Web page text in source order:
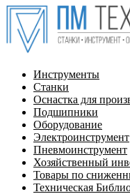
Инструменты
Станки
Оснастка для
Подшипники
Оборудование
Электроинструмент
Пневмоинструмент
Хозяйственный
Товары по
Техническая